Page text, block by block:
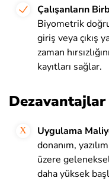
Çalışanların
Biyometrik
giriş veya çıkış
zaman
kayıtları sağlar.
Dezavantajlar
Uygulama
donanım,
üzere
daha yüksek